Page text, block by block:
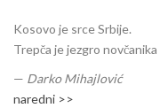
Kosovo je srce Srbije.
Trepča je jezgro
— Darko Mihajlović
naredni >>